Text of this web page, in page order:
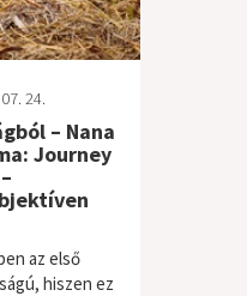
24.
– Nana
Journey
az első
hiszen ez